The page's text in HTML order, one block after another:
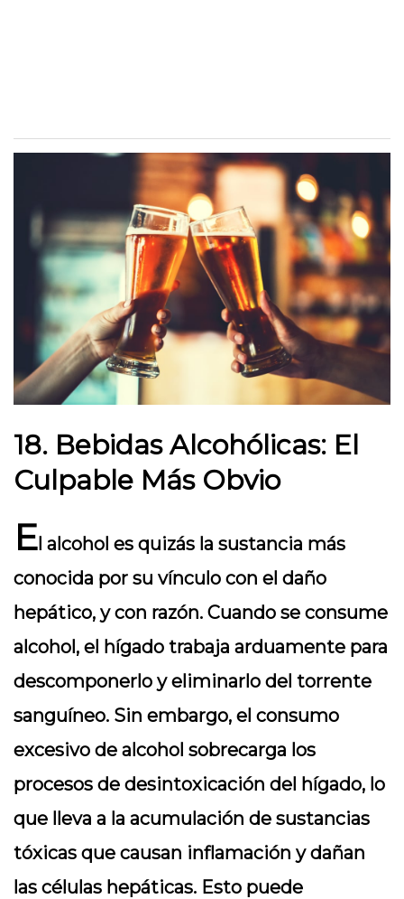
18. Bebidas Alcohólicas: El
Culpable Más Obvio
El alcohol es quizás la sustancia más
conocida por su vínculo con el daño
hepático, y con razón. Cuando se consume
alcohol, el hígado trabaja arduamente para
descomponerlo y eliminarlo del torrente
sanguíneo. Sin embargo, el consumo
excesivo de alcohol sobrecarga los
procesos de desintoxicación del hígado, lo
que lleva a la acumulación de sustancias
tóxicas que causan inflamación y dañan
las células hepáticas. Esto puede